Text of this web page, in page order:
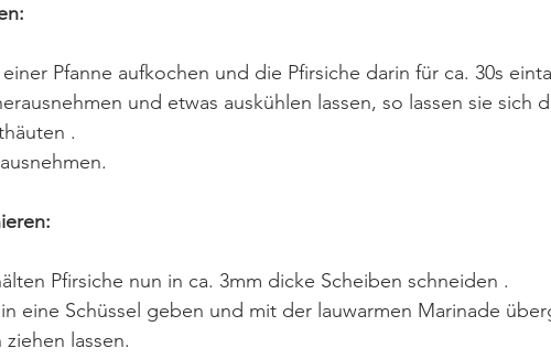
Pfanne aufkochen und die Pfirsiche darin für ca. 30s
und etwas auskühlen lassen, so lassen sie sich
.
Pfirsiche nun in ca. 3mm dicke Scheiben schneiden .
eine Schüssel geben und mit der lauwarmen Marinade
ziehen lassen.